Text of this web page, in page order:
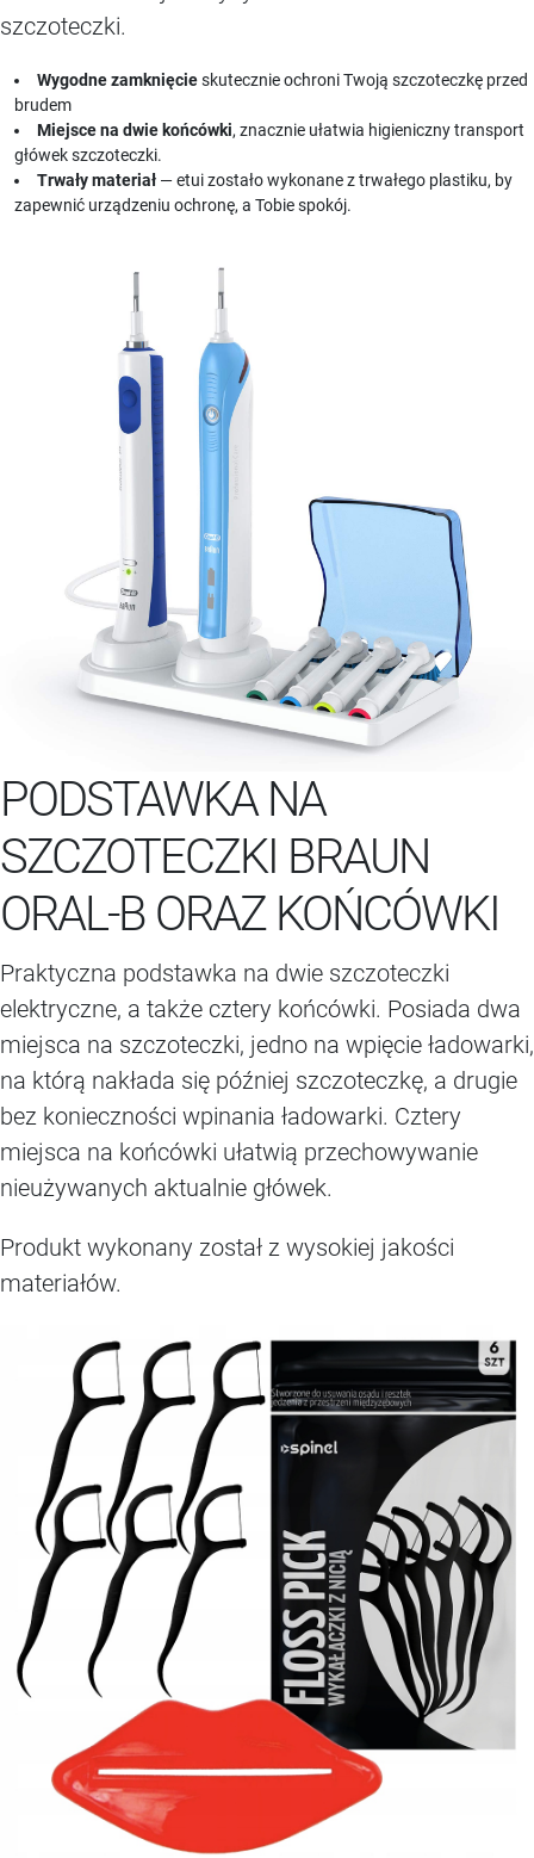
szczoteczki.
Wygodne zamknięcieskutecznie ochroni Twoją szczoteczkę przed
brudem
Miejsce na dwie końcówki, znacznie ułatwia higieniczny transport
główek szczoteczki.
Trwały materiał — etui zostało wykonane z trwałego plastiku, by
zapewnić urządzeniu ochronę, a Tobie spokój.
PODSTAWKA NA
SZCZOTECZKI BRAUN
ORAL-B ORAZ KOŃCÓWKI
Praktyczna podstawka na dwie szczoteczki
elektryczne, a także cztery końcówki. Posiada dwa
miejsca na szczoteczki, jedno na wpięcie ładowarki,
na którą nakłada się później szczoteczkę, a drugie
bez konieczności wpinania ładowarki. Cztery
miejsca na końcówki ułatwią przechowywanie
nieużywanych aktualnie główek.
Produkt wykonany został z wysokiej jakości
materiałów.